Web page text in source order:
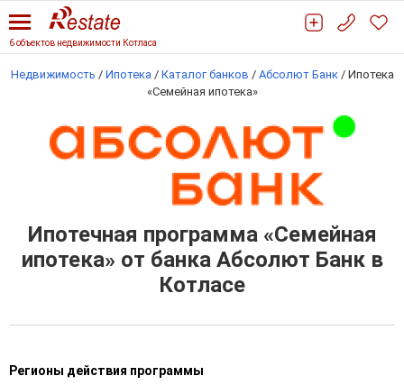
6 объектов недвижимости Котласа
Недвижимость / Ипотека / Каталог банков / Абсолют Банк / Ипотека
«Семейная ипотека»
Ипотечная программа «Семейная
ипотека» от банка Абсолют Банк в
Котласе
Регионы действия программы